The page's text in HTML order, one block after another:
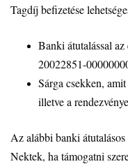
Tagdíj befizetése
Banki átutalással
20022851-
Sárga csekken,
illetve a
Az alábbi banki
Nektek, ha támogatni